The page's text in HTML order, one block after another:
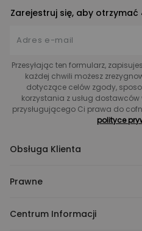
Zarejestruj się, aby otrzymać
Przesyłając ten formularz,
każdej chwili możesz
dotyczące celów zgody,
korzystania z usług dostawców
przysługującego Ci prawa do
polityce
Obsługa Klienta
Prawne
Centrum Informacji